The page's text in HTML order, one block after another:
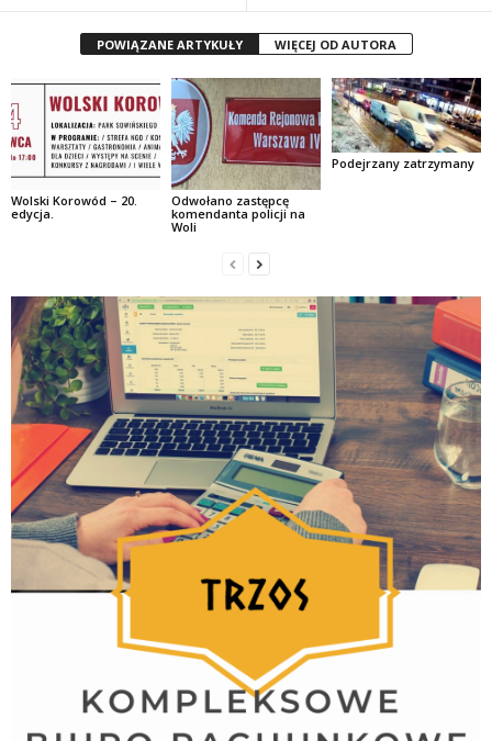
POWIĄZANE ARTYKUŁY WIĘCEJ OD AUTORA
Wolski Korowód – 20.
edycja.
Odwołano zastępcę
komendanta policji na
Woli
Podejrzany zatrzymany